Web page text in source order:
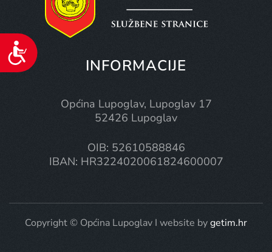
Pristupačnost
INFORMACIJE
Općina Lupoglav, Lupoglav 17
52426 Lupoglav
OIB: 52610588846
IBAN: HR3224020061824600007
Copyright © Općina Lupoglav I website bygetim.hr